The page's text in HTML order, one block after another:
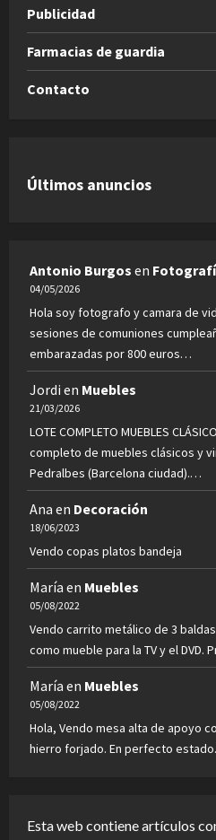
Publicidad
Farmacias de guardia
Contacto
Últimos anuncios
Antonio Burgos en
04/05/2026
Hola soy fotografo y camara de
sesiones de comuniones
embarazadas por 800 euros…
Jordi en Muebles
21/03/2026
LOTE COMPLETO MUEBLES
completo de muebles clásicos y
Pedralbes (Barcelona ciudad).…
Ana en Decoración
18/06/2023
Vendo copas platos bandeja
María en Muebles
05/08/2022
Vendo carrito metálico de 3
como mueble para la TV y el DVD.
María en Muebles
05/08/2022
Hola, Vendo mesa alta de apoyo
hierro forjado. En perfecto
Esta web contiene artículos